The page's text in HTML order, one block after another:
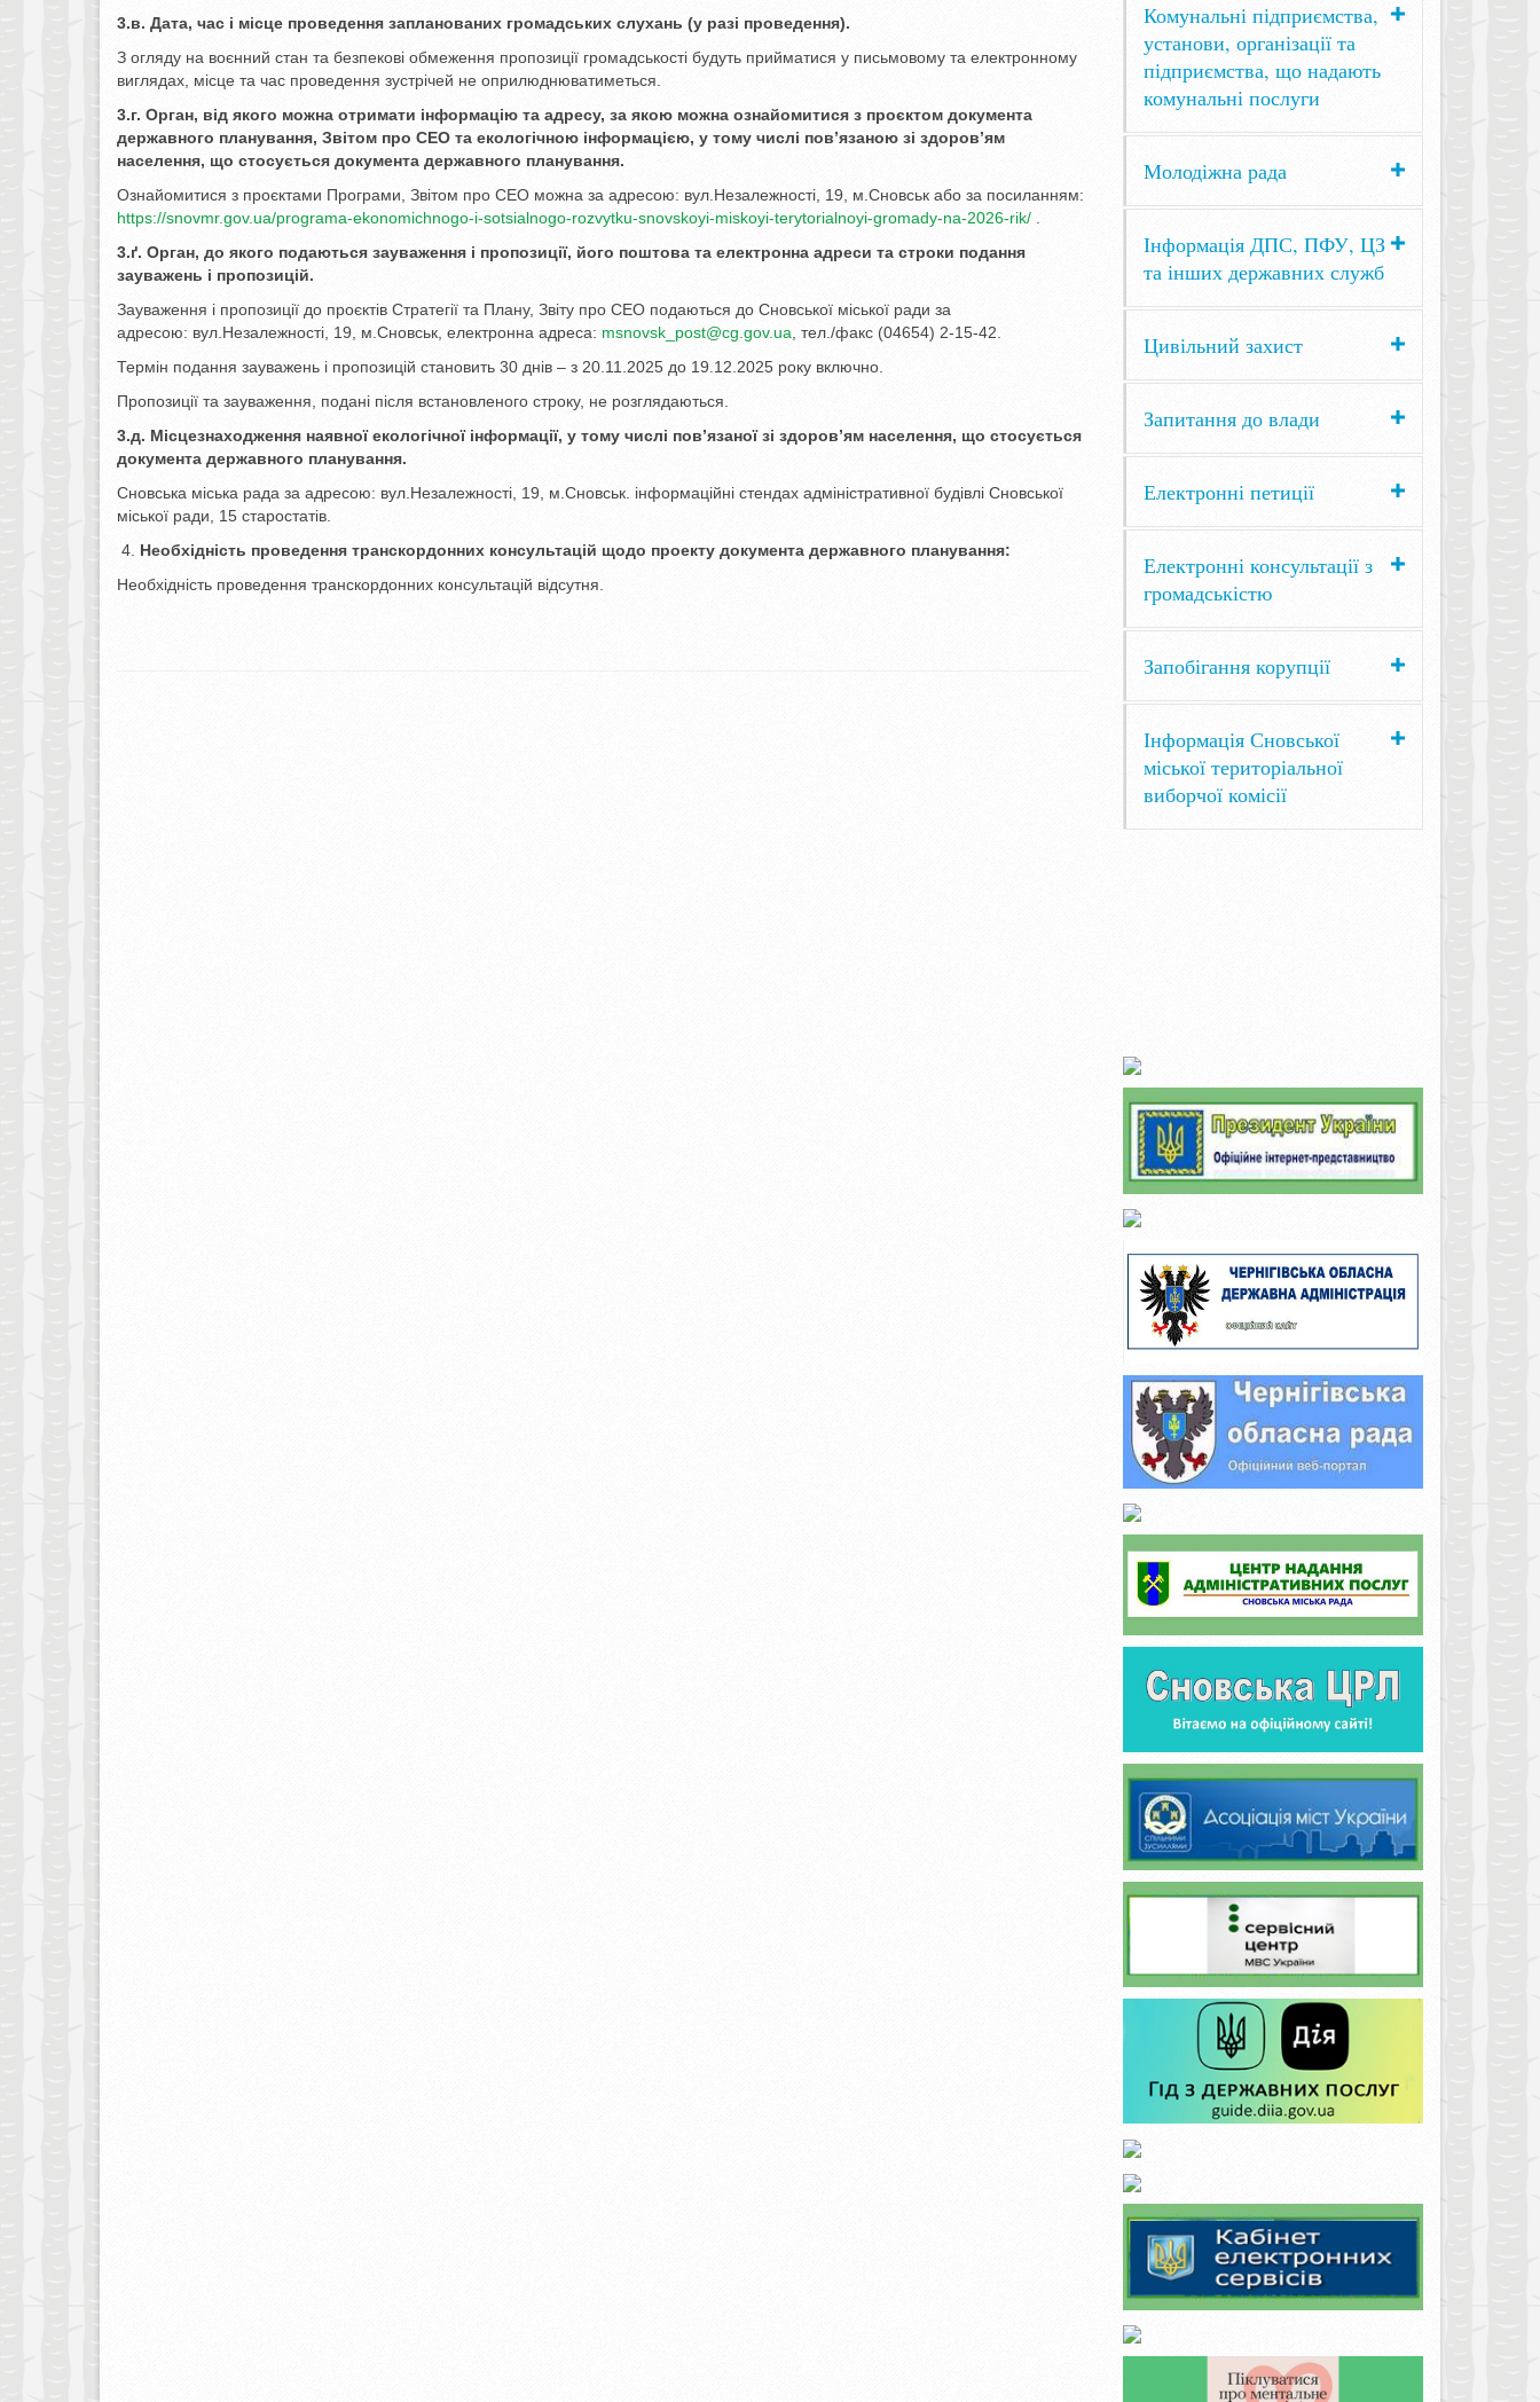
3.в. Дата, час і місце проведення запланованих громадських слухань (у разі проведення).
З огляду на воєнний стан та безпекові обмеження пропозиції громадськості будуть прийматися у письмовому та електронному
виглядах, місце та час проведення зустрічей не оприлюднюватиметься.
3.г. Орган, від якого можна отримати інформацію та адресу, за якою можна ознайомитися з проєктом документа
державного планування, Звітом про CЕО та екологічною інформацією, у тому числі пов’язаною зі здоров’ям
населення, що стосується документа державного планування.
Ознайомитися з проєктами Програми, Звітом про СЕО можна за адресою: вул.Незалежності, 19, м.Сновськ або за посиланням:
https://snovmr.gov.ua/programa-ekonomichnogo-i-sotsialnogo-rozvytku-snovskoyi-miskoyi-terytorialnoyi-gromady-na-2026-rik/
3.ґ. Орган, до якого подаються зауваження і пропозиції, його поштова та електронна адреси та строки подання
зауважень і пропозицій.
Зауваження і пропозиції до проєктів Стратегії та Плану, Звіту про СЕО подаються до Сновської міської ради за
адресою: вул.Незалежності, 19, м.Сновськ, електронна адреса: msnovsk_post@cg.gov.ua , тел./факс (04654) 2-15-42.
Термін подання зауважень і пропозицій становить 30 днів – з 20.11.2025 до 19.12.2025 року включно.
Пропозиції та зауваження, подані після встановленого строку, не розглядаються.
3.д. Місцезнаходження наявної екологічної інформації, у тому числі пов’язаної зі здоров’ям населення, що стосується
документа державного планування.
Сновська міська рада за адресою: вул.Незалежності, 19, м.Сновськ. інформаційні стендах адміністративної будівлі Сновської
міської ради, 15 старостатів.
Необхідність проведення транскордонних консультацій щодо проекту документа державного планування:
Необхідність проведення транскордонних консультацій відсутня.
Комунальні підприємства,
установи, організації та
підприємства, що надають
комунальні послуги
Молодіжна рада
Інформація ДПС, ПФУ, ЦЗ
та інших державних служб
Цивільний захист
Запитання до влади
Електронні петиції
Електронні консультації з
громадськістю
Запобігання корупції
Інформація Сновської
міської територіальної
виборчої комісії